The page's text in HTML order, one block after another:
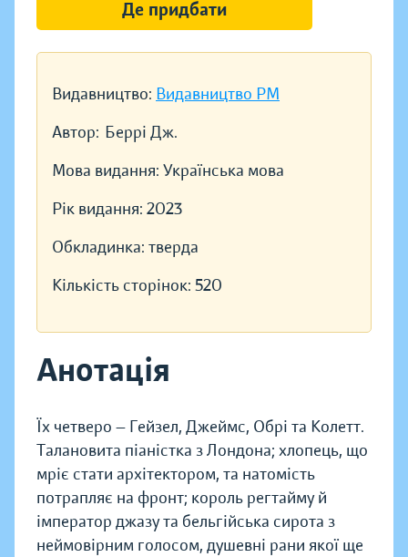
Видавництво: Видавництво РМ
Автор: Беррі Дж.
Мова видання: Українська мова
Рік видання: 2023
Обкладинка: тверда
Кількість сторінок: 520
Анотація
Їх четверо — Гейзел, Джеймс, Обрі та Колетт.
Талановита піаністка з Лондона; хлопець, що
мріє стати архітектором, та натомість
потрапляє на фронт; король регтайму й
імператор джазу та бельгійська сирота з
неймовірним голосом, душевні рани якої ще
Де придбати